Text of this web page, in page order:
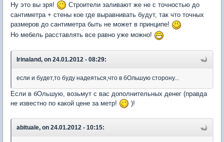
Ну это вы зря!
Строители заливают же не с точностью до
сантиметра + стены кое где выравнивать будут, так что точных
размеров до сантиметра быть не может в принципе!
Но мебель расставлять все равно уже можно!
Irinaland, on 24.01.2012 - 08:29:
если и будет,то буду надеяться,что в бОльшую сторону...
Если в бОльшую, возьмут с вас дополнительных денег (правда
не известно по какой цене за метр!
)!
abituale, on 24.01.2012 - 10:15: